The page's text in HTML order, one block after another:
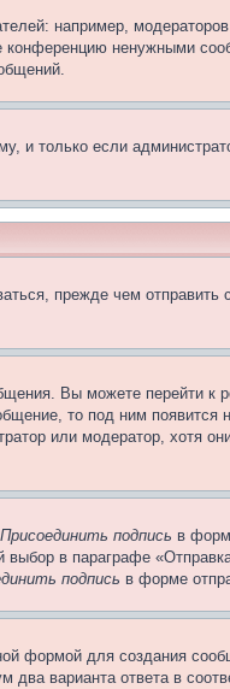
например,
конференцию ненужными
и только если
прежде чем
Вы можете перейти к
то под ним появится
или модератор, хотя
Присоединить подпись в
в параграфе
подпись в форме
формой для создания
два варианта ответа в